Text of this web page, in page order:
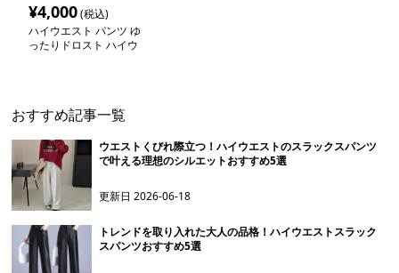
¥4,000(税込)
ハイウエスト パンツ ゆ
ったりドロスト ハイウ
おすすめ記事一覧
ウエストくびれ際立つ！ハイウエストのスラックスパンツ
で叶える理想のシルエットおすすめ5選
更新日2026-06-18
トレンドを取り入れた大人の品格！ハイウエストスラック
スパンツおすすめ5選